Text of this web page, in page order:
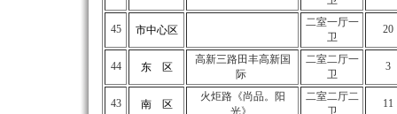
45 市中心区
二室一厅一
卫
20
44 东 区
高新三路田丰高新国
际
二室二厅一
卫
3
43 南 区
火炬路《尚品。阳
光》
二室二厅二
卫
11